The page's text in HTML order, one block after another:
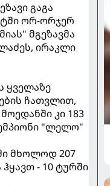
გაგა
ორ-ორჯერ
მგეზავმა
ირაკლი
ყველაზე
ჩათვლით,
კი 183
"ლელო"
მხოლოდ 207
- 10 ტურში